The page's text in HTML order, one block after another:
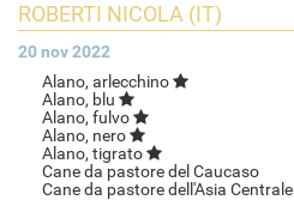
ROBERTI NICOLA (IT)
20 nov 2022
Alano, arlecchino
Alano, blu
Alano, fulvo
Alano, nero
Alano, tigrato
Cane da pastore del Caucaso
Cane da pastore dell'Asia Centrale